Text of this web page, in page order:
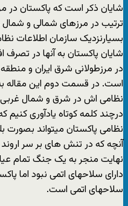
شایان ذکر است که پاکستان در
ترتیب در مرزهای شمالی و شمال
بسیارنزدیک سازمان اطلاعات
شایان پاکستان به آنها در
در مرزطولانی شرق ایران و منطقه
است. در قسمت دوم این مقاله به
نظامی اش در شرق و شمال غربی
درچند کلمه کوتاه یادآوری
نظامی پاکستان میتواند بصورت
آنچه که در تنش های بر سر
نهایت منجر به یک جنگ تمام
دارای سلاحهای اتمی نبود اما
سلاحهای اتمی است.